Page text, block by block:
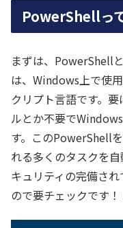
PowerShellっ
まずは、PowerShell
は、Windows上で使
クリプト言語です。
ルとか不要で
す。このPowerShell
れる多くのタスクを
キュリティの完備さ
ので要チェックです！